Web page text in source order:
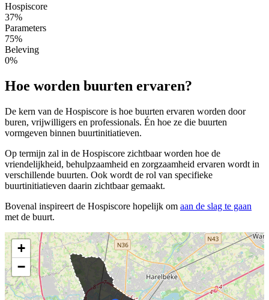
Hospiscore
37%
Parameters
75%
Beleving
0%
Hoe worden buurten ervaren?
De kern van de Hospiscore is hoe buurten ervaren worden door
buren, vrijwilligers en professionals. Én hoe ze die buurten
vormgeven binnen buurtinitiatieven.
Op termijn zal in de Hospiscore zichtbaar worden hoe de
vriendelijkheid, behulpzaamheid en zorgzaamheid ervaren wordt in
verschillende buurten. Ook wordt de rol van specifieke
buurtinitiatieven daarin zichtbaar gemaakt.
Bovenal inspireert de Hospiscore hopelijk om aan de slag te gaan
met de buurt.
+
−